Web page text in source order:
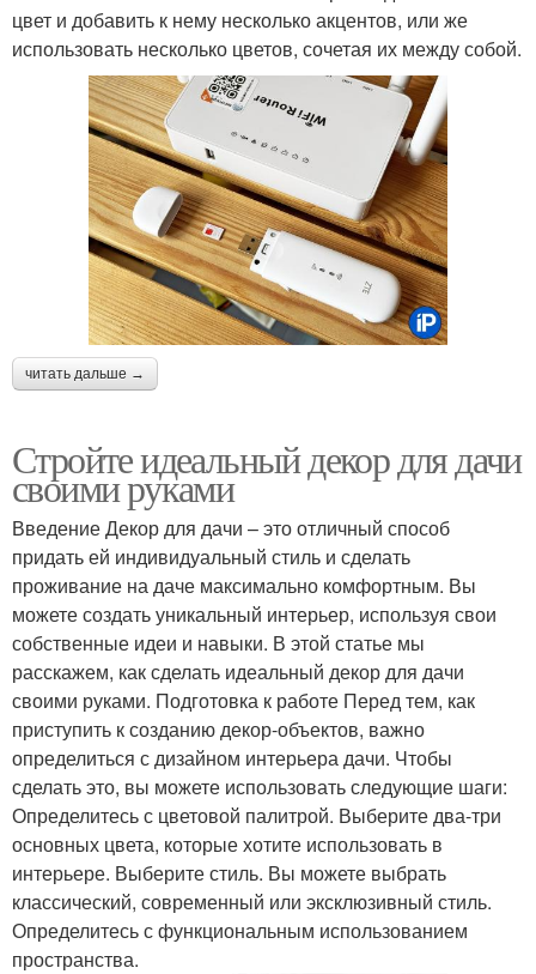
цвет и добавить к нему несколько акцентов, или же
использовать несколько цветов, сочетая их между собой.
читать дальше →
Стройте идеальный декор для дачи
своими руками
Введение Декор для дачи – это отличный способ
придать ей индивидуальный стиль и сделать
проживание на даче максимально комфортным. Вы
можете создать уникальный интерьер, используя свои
собственные идеи и навыки. В этой статье мы
расскажем, как сделать идеальный декор для дачи
своими руками. Подготовка к работе Перед тем, как
приступить к созданию декор-объектов, важно
определиться с дизайном интерьера дачи. Чтобы
сделать это, вы можете использовать следующие шаги:
Определитесь с цветовой палитрой. Выберите два-три
основных цвета, которые хотите использовать в
интерьере. Выберите стиль. Вы можете выбрать
классический, современный или эксклюзивный стиль.
Определитесь с функциональным использованием
пространства.